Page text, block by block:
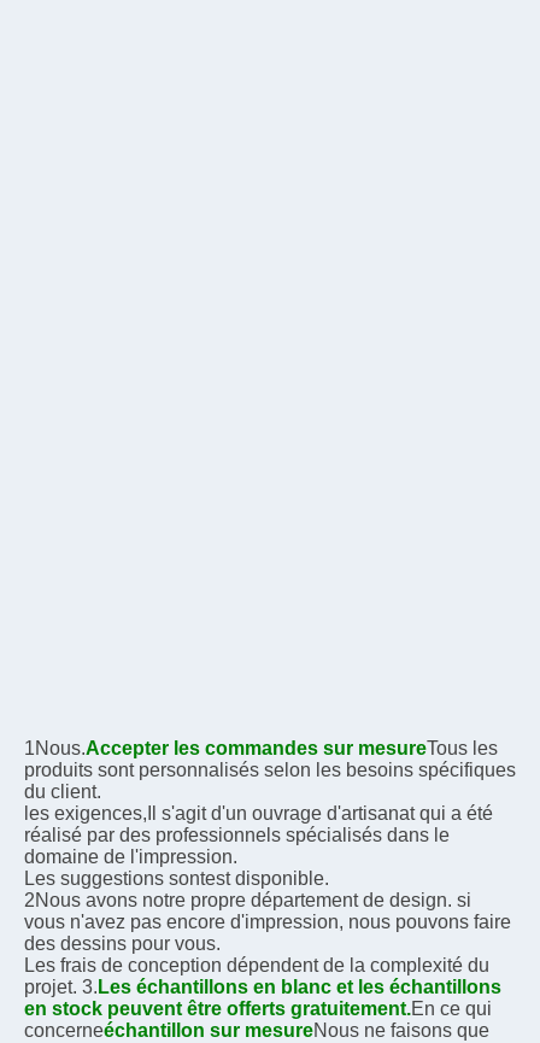
1Nous.Accepter les commandes sur mesureTous les
produits sont personnalisés selon les besoins spécifiques
du client.
les exigences, Il s'agit d'un ouvrage d'artisanat qui a été
réalisé par des professionnels spécialisés dans le
domaine de l'impression.
Les suggestions sontest disponible.
2Nous avons notre propre département de design. si
vous n'avez pas encore d'impression, nous pouvons faire
des dessins pour vous.
Les frais de conception dépendent de la complexité du
projet. 3. Les échantillons en blanc et les échantillons
en stock peuvent être offerts gratuitement.En ce qui
concerneéchantillon sur mesureNous ne faisons que